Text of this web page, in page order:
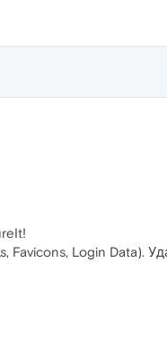
Favicons, Login Data).